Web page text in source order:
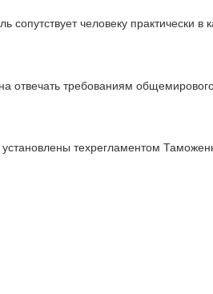
человеку практически в
отвечать требованиям
техрегламентом